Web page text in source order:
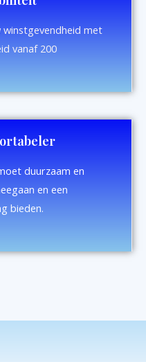
met
vanaf 200
duurzaam en
en een
bieden.